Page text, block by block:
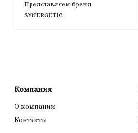
Представляем бренд
SYNERGETIC
Компания
О компании
Контакты